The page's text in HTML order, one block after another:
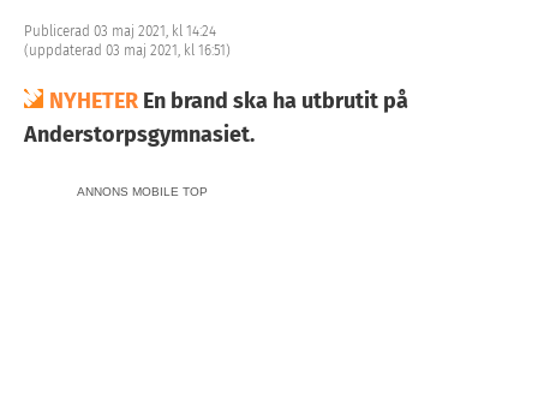
Publicerad 03 maj 2021, kl 14:24
(uppdaterad 03 maj 2021, kl 16:51)
NYHETER En brand ska ha utbrutit på
Anderstorpsgymnasiet.
ANNONS MOBILE TOP